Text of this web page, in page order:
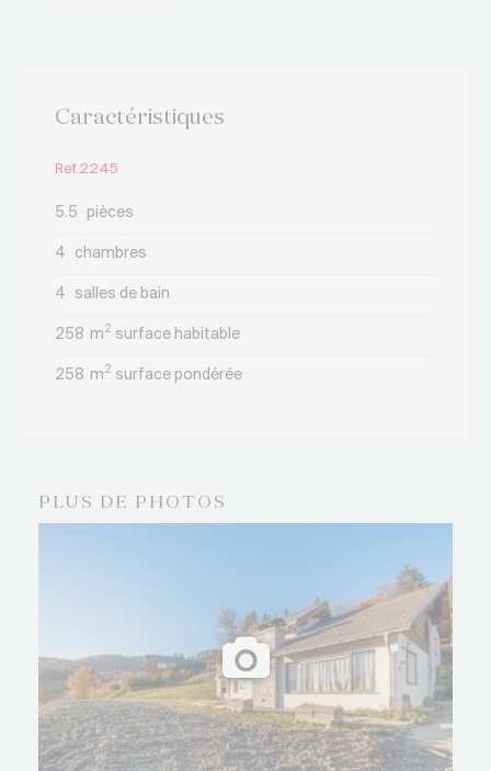
Caractéristiques
Ref.2245
5.5 pièces
4 chambres
4 salles de bain
258 m2 surface habitable
258 m2 surface pondérée
PLUS DE PHOTOS